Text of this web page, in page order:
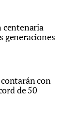
centenaria
generaciones
con
de 50